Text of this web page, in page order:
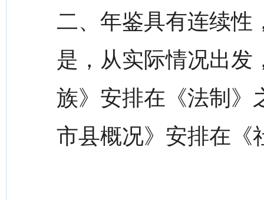
二、年鉴具有连续性
是，从实际情况出发
族》安排在《法制》
市县概况》安排在《